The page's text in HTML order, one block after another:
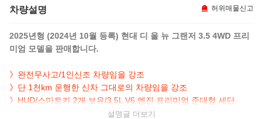
차량설명 허위매물신고
2025년형 (2024년 10월 등록) 현대 디 올 뉴 그랜저 3.5 4WD 프리
미엄 모델을 판매합니다.
》완전무사고/1인신조 차량임을 강조
》단 1천km 운행한 신차 그대로의 차량임을 강조
》HUD/스마트키 2개 보유/3.5L V6 엔진 프리미엄 준대형 세단
설명글